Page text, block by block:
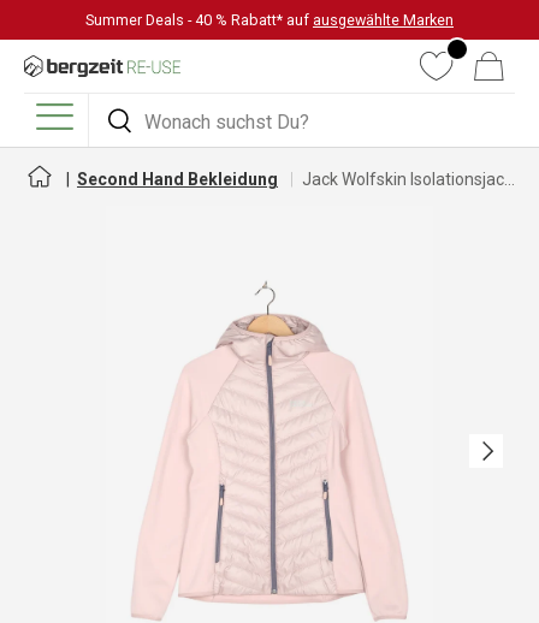
DIREKT ZUM INHALT
Summer Deals - 40 % Rabatt* auf ausgewählte Marken
Suchen
Suchen
WunschlisteWarenkorb
Menü
Second Hand Bekleidung
Nächste